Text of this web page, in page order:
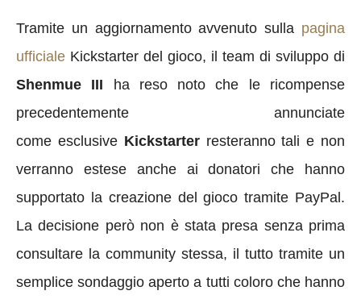
Tramite un aggiornamento avvenuto sulla pagina
ufficiale Kickstarter del gioco, il team di sviluppo di
Shenmue III ha reso noto che le ricompense
precedentemente annunciate
come esclusive Kickstarter resteranno tali e non
verranno estese anche ai donatori che hanno
supportato la creazione del gioco tramite PayPal.
La decisione però non è stata presa senza prima
consultare la community stessa, il tutto tramite un
semplice sondaggio aperto a tutti coloro che hanno